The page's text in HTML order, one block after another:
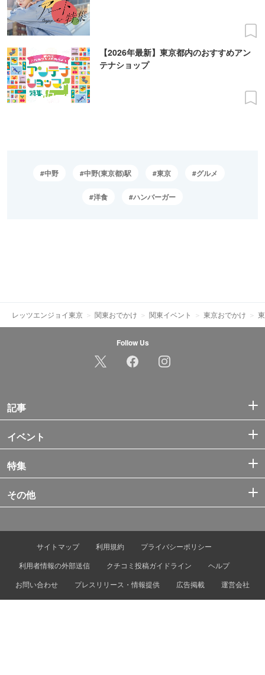
【2026年最新】東京都内のおすすめアン
テナショップ
中野 中野(東京都)駅 東京 グルメ
洋食 ハンバーガー
レッツエンジョイ東京 関東おでかけ 関東イベント 東京おでかけ
Follow Us
記事
イベント
特集
その他
サイトマップ 利用規約
プライバシーポリシー
利用者情報の外部送信
クチコミ投稿ガイドライン
ヘルプ
お問い合わせ
プレスリリース・情報提供 広告掲載 運営会社